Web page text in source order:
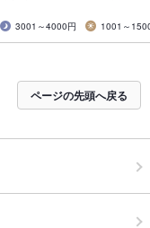
3001～4000円 1001～
ページの先頭へ戻る